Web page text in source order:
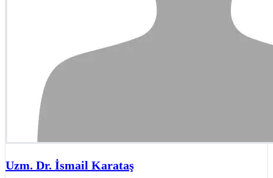
Uzm. Dr. İsmail Karataş